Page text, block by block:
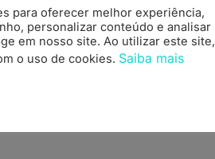
para oferecer melhor experiência,
personalizar conteúdo e analisar
em nosso site. Ao utilizar este site,
o uso de cookies. Saiba mais